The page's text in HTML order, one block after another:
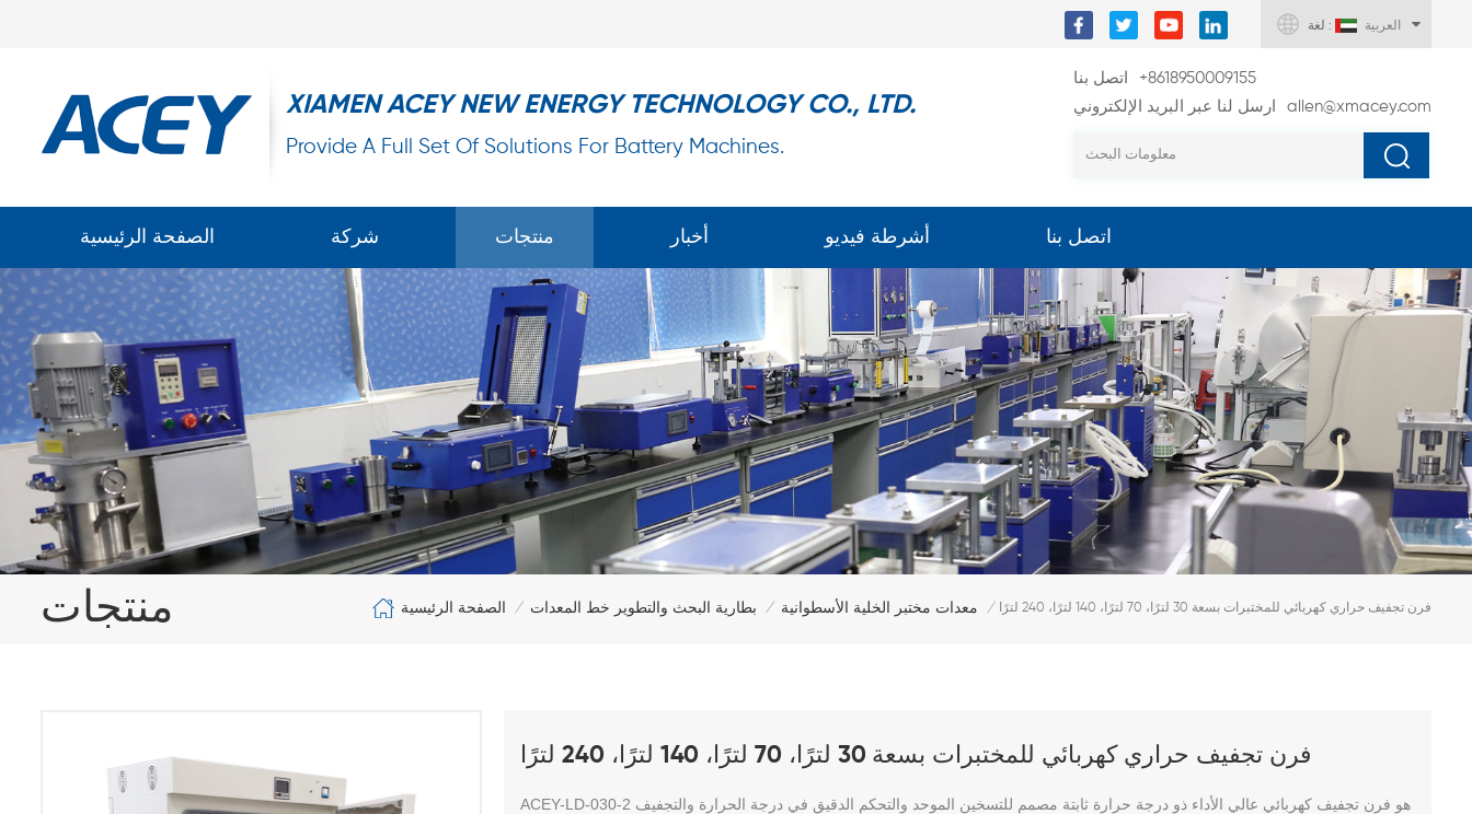
لغة : العربية
XIAMEN ACEY NEW ENERGY TECHNOLOGY CO., LTD.
Provide A Full Set Of Solutions For Battery Machines.
اتصل بنا
+8618950009155
ارسل لنا عبر البريد الإلكتروني
allen@xmacey.com
الصفحة الرئيسية شركة منتجات أخبار أشرطة فيديو اتصل بنا
منتجات الصفحة الرئيسية / بطارية البحث والتطوير خط المعدات / معدات مختبر الخلية الأسطوانية / فرن تجفيف حراري كهربائي للمختبرات بسعة 30 لترًا، 70 لترًا، 140 لترًا، 240 لترًا
فرن تجفيف حراري كهربائي للمختبرات بسعة 30 لترًا، 70 لترًا، 140 لترًا، 240 لترًا
ACEY-LD-030-2 هو فرن تجفيف كهربائي عالي الأداء ذو درجة حرارة ثابتة مصمم للتسخين الموحد والتحكم الدقيق في درجة الحرارة والتجفيف